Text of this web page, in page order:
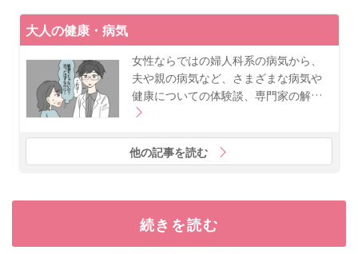
大人の健康・病気
女性ならではの婦人科系の病気から、
夫や親の病気など、さまざまな病気や
健康についての体験談、専門家の解…
他の記事を読む
続きを読む